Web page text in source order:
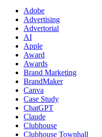
Adobe
Advertising
Advertorial
AI
Apple
Award
Awards
Brand Marketing
BrandMaker
Canva
Case Study
ChatGPT
Claude
Clubhouse
Clubhouse Townhall